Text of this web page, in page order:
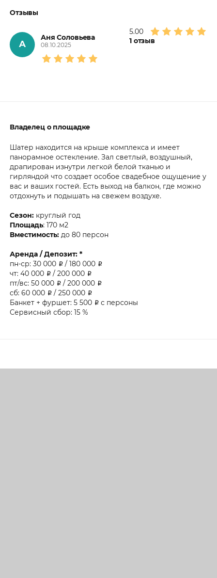
Отзывы
5.00
1отзыв
А
Аня Соловьева
08.10.2025
Владелец о площадке
Шатер находится на крыше комплекса и имеет
панорамное остекление. Зал светлый, воздушный,
драпирован изнутри легкой белой тканью и
гирляндой что создает особое свадебное ощущение у
вас и ваших гостей. Есть выход на балкон, где можно
отдохнуть и подышать на свежем воздухе.
Сезон: круглый год
Площадь: 170 м2
Вместимость: до 80 персон
Аренда / Депозит: *
пн-ср: 30 000 ₽ / 180 000 ₽
чт: 40 000 ₽ / 200 000 ₽
пт/вс: 50 000 ₽ / 200 000 ₽
сб: 60 000 ₽ / 250 000 ₽
Банкет + фуршет: 5 500 ₽ с персоны
Сервисный сбор: 15 %